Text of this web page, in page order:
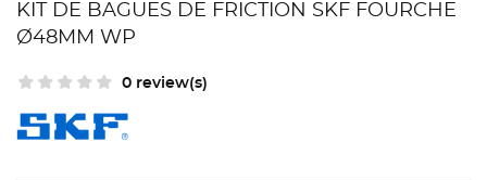
KIT DE BAGUES DE FRICTION SKF FOURCHE
Ø48MM WP
0 review(s)